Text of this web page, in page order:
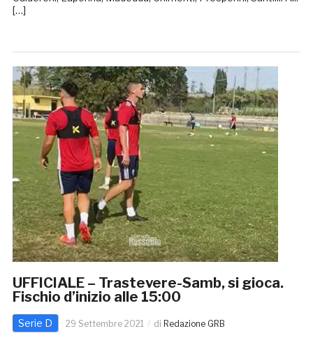
[…]
UFFICIALE – Trastevere-Samb, si gioca.
Fischio d’inizio alle 15:00
Serie D 29 Settembre 2021 di Redazione GRB